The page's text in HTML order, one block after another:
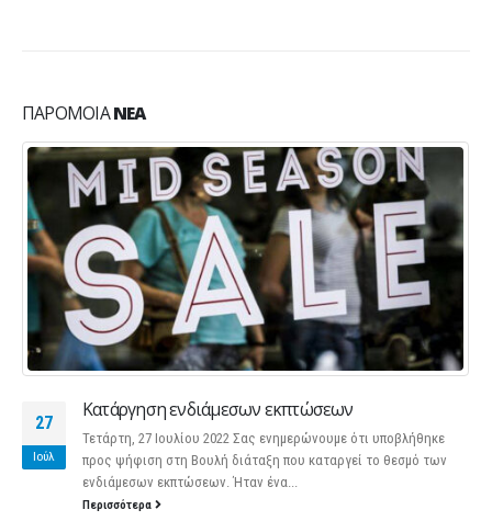
ΠΑΡΌΜΟΙΑΝΈΑ
27
Ιούλ
Κατάργηση ενδιάμεσων εκπτώσεων
Τετάρτη, 27 Ιουλίου 2022 Σας ενημερώνουμε ότι υποβλήθηκε
προς ψήφιση στη Βουλή διάταξη που καταργεί το θεσμό των
ενδιάμεσων εκπτώσεων. Ήταν ένα...
Περισσότερα